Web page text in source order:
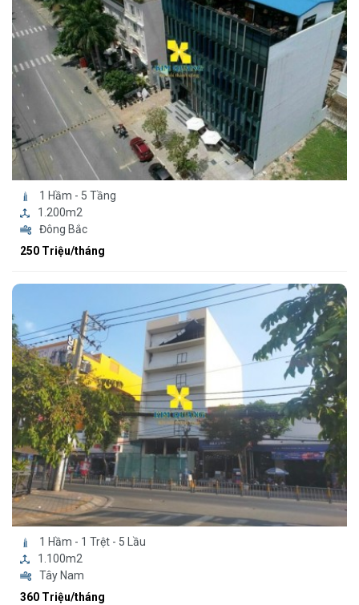
1 Hầm - 5 Tầng
1.200m2
Đông Bắc
250 Triệu/tháng
1 Hầm - 1 Trệt - 5 Lầu
1.100m2
Tây Nam
360 Triệu/tháng